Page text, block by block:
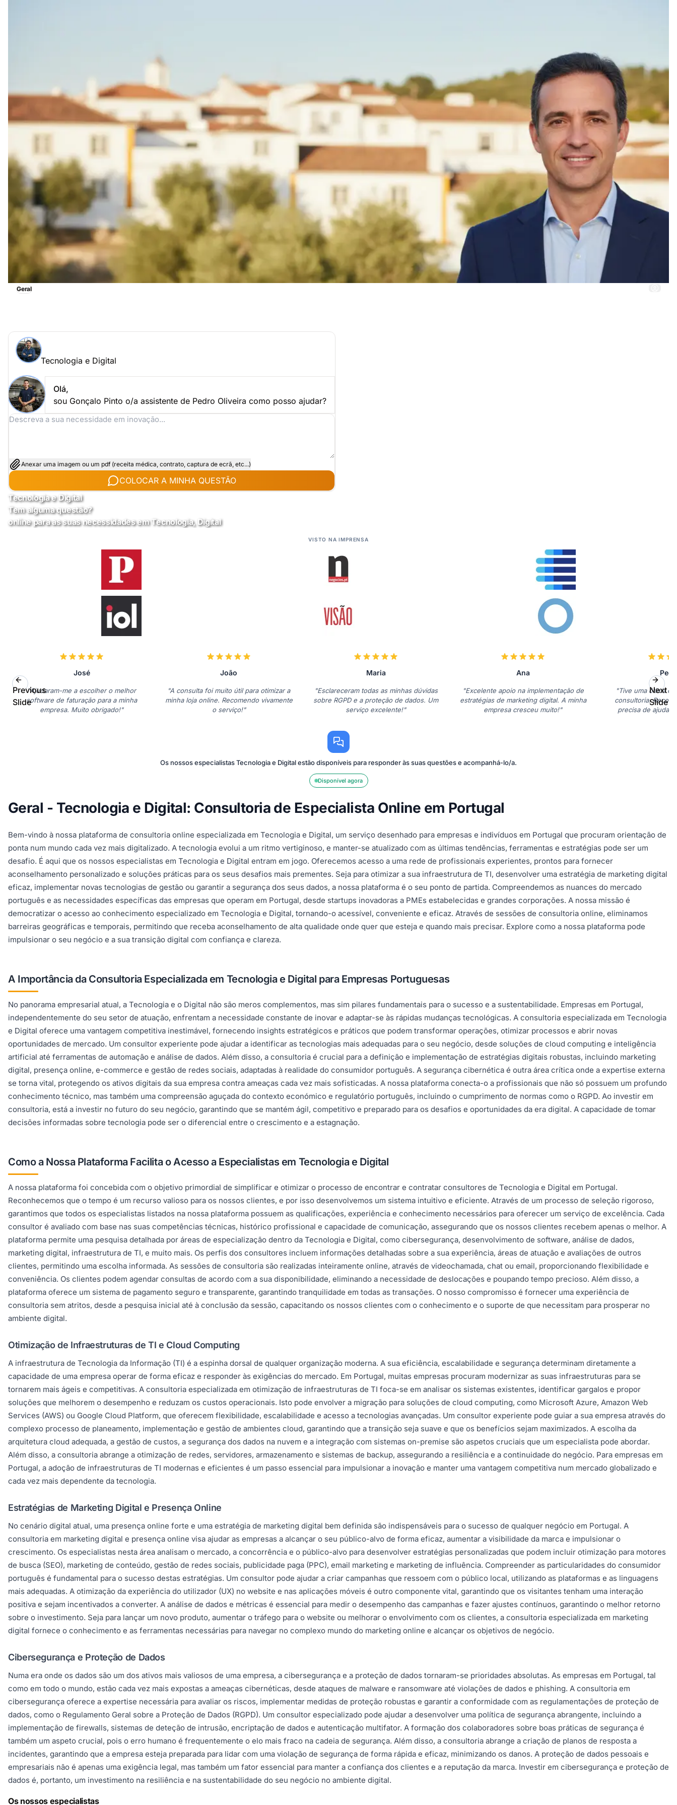
Geral
Coloque a sua questão a Pedro Oliveira
Tecnologia e Digital
Olá,
sou Gonçalo Pinto o/a assistente de Pedro Oliveira como posso ajudar?
Anexar uma imagem ou um pdf (receita médica, contrato, captura de ecrã, etc...)
COLOCAR A MINHA QUESTÃO
Tecnologia e Digital
Tem alguma questão?
online para as suas necessidades em Tecnologia, Digital
VISTO NA IMPRENSA
José
"Ajudaram-me a escolher o melhor
software de faturação para a minha
empresa. Muito obrigado!"
João
"A consulta foi muito útil para otimizar a
minha loja online. Recomendo vivamente
o serviço!"
Maria
"Esclareceram todas as minhas dúvidas
sobre RGPD e a proteção de dados. Um
serviço excelente!"
Ana
"Excelente apoio na implementação de
estratégias de marketing digital. A minha
empresa cresceu muito!"
"Tive uma ótima
consultoria.
precisa de ajuda
Previous
Slide
Next
Slide
Os nossos especialistas Tecnologia e Digital estão disponíveis para responder às suas questões e acompanhá-lo/a.
Disponível agora
Geral - Tecnologia e Digital: Consultoria de Especialista Online em Portugal
Bem-vindo à nossa plataforma de consultoria online especializada em Tecnologia e Digital, um serviço desenhado para empresas e indivíduos em Portugal que procuram orientação de
ponta num mundo cada vez mais digitalizado. A tecnologia evolui a um ritmo vertiginoso, e manter-se atualizado com as últimas tendências, ferramentas e estratégias pode ser um
desafio. É aqui que os nossos especialistas em Tecnologia e Digital entram em jogo. Oferecemos acesso a uma rede de profissionais experientes, prontos para fornecer
aconselhamento personalizado e soluções práticas para os seus desafios mais prementes. Seja para otimizar a sua infraestrutura de TI, desenvolver uma estratégia de marketing digital
eficaz, implementar novas tecnologias de gestão ou garantir a segurança dos seus dados, a nossa plataforma é o seu ponto de partida. Compreendemos as nuances do mercado
português e as necessidades específicas das empresas que operam em Portugal, desde startups inovadoras a PMEs estabelecidas e grandes corporações. A nossa missão é
democratizar o acesso ao conhecimento especializado em Tecnologia e Digital, tornando-o acessível, conveniente e eficaz. Através de sessões de consultoria online, eliminamos
barreiras geográficas e temporais, permitindo que receba aconselhamento de alta qualidade onde quer que esteja e quando mais precisar. Explore como a nossa plataforma pode
impulsionar o seu negócio e a sua transição digital com confiança e clareza.
A Importância da Consultoria Especializada em Tecnologia e Digital para Empresas Portuguesas
No panorama empresarial atual, a Tecnologia e o Digital não são meros complementos, mas sim pilares fundamentais para o sucesso e a sustentabilidade. Empresas em Portugal,
independentemente do seu setor de atuação, enfrentam a necessidade constante de inovar e adaptar-se às rápidas mudanças tecnológicas. A consultoria especializada em Tecnologia
e Digital oferece uma vantagem competitiva inestimável, fornecendo insights estratégicos e práticos que podem transformar operações, otimizar processos e abrir novas
oportunidades de mercado. Um consultor experiente pode ajudar a identificar as tecnologias mais adequadas para o seu negócio, desde soluções de cloud computing e inteligência
artificial até ferramentas de automação e análise de dados. Além disso, a consultoria é crucial para a definição e implementação de estratégias digitais robustas, incluindo marketing
digital, presença online, e-commerce e gestão de redes sociais, adaptadas à realidade do consumidor português. A segurança cibernética é outra área crítica onde a expertise externa
se torna vital, protegendo os ativos digitais da sua empresa contra ameaças cada vez mais sofisticadas. A nossa plataforma conecta-o a profissionais que não só possuem um profundo
conhecimento técnico, mas também uma compreensão aguçada do contexto económico e regulatório português, incluindo o cumprimento de normas como o RGPD. Ao investir em
consultoria, está a investir no futuro do seu negócio, garantindo que se mantém ágil, competitivo e preparado para os desafios e oportunidades da era digital. A capacidade de tomar
decisões informadas sobre tecnologia pode ser o diferencial entre o crescimento e a estagnação.
Como a Nossa Plataforma Facilita o Acesso a Especialistas em Tecnologia e Digital
A nossa plataforma foi concebida com o objetivo primordial de simplificar e otimizar o processo de encontrar e contratar consultores de Tecnologia e Digital em Portugal.
Reconhecemos que o tempo é um recurso valioso para os nossos clientes, e por isso desenvolvemos um sistema intuitivo e eficiente. Através de um processo de seleção rigoroso,
garantimos que todos os especialistas listados na nossa plataforma possuem as qualificações, experiência e conhecimento necessários para oferecer um serviço de excelência. Cada
consultor é avaliado com base nas suas competências técnicas, histórico profissional e capacidade de comunicação, assegurando que os nossos clientes recebem apenas o melhor. A
plataforma permite uma pesquisa detalhada por áreas de especialização dentro da Tecnologia e Digital, como cibersegurança, desenvolvimento de software, análise de dados,
marketing digital, infraestrutura de TI, e muito mais. Os perfis dos consultores incluem informações detalhadas sobre a sua experiência, áreas de atuação e avaliações de outros
clientes, permitindo uma escolha informada. As sessões de consultoria são realizadas inteiramente online, através de videochamada, chat ou email, proporcionando flexibilidade e
conveniência. Os clientes podem agendar consultas de acordo com a sua disponibilidade, eliminando a necessidade de deslocações e poupando tempo precioso. Além disso, a
plataforma oferece um sistema de pagamento seguro e transparente, garantindo tranquilidade em todas as transações. O nosso compromisso é fornecer uma experiência de
consultoria sem atritos, desde a pesquisa inicial até à conclusão da sessão, capacitando os nossos clientes com o conhecimento e o suporte de que necessitam para prosperar no
ambiente digital.
Otimização de Infraestruturas de TI e Cloud Computing
A infraestrutura de Tecnologia da Informação (TI) é a espinha dorsal de qualquer organização moderna. A sua eficiência, escalabilidade e segurança determinam diretamente a
capacidade de uma empresa operar de forma eficaz e responder às exigências do mercado. Em Portugal, muitas empresas procuram modernizar as suas infraestruturas para se
tornarem mais ágeis e competitivas. A consultoria especializada em otimização de infraestruturas de TI foca-se em analisar os sistemas existentes, identificar gargalos e propor
soluções que melhorem o desempenho e reduzam os custos operacionais. Isto pode envolver a migração para soluções de cloud computing, como Microsoft Azure, Amazon Web
Services (AWS) ou Google Cloud Platform, que oferecem flexibilidade, escalabilidade e acesso a tecnologias avançadas. Um consultor experiente pode guiar a sua empresa através do
complexo processo de planeamento, implementação e gestão de ambientes cloud, garantindo que a transição seja suave e que os benefícios sejam maximizados. A escolha da
arquitetura cloud adequada, a gestão de custos, a segurança dos dados na nuvem e a integração com sistemas on-premise são aspetos cruciais que um especialista pode abordar.
Além disso, a consultoria abrange a otimização de redes, servidores, armazenamento e sistemas de backup, assegurando a resiliência e a continuidade do negócio. Para empresas em
Portugal, a adoção de infraestruturas de TI modernas e eficientes é um passo essencial para impulsionar a inovação e manter uma vantagem competitiva num mercado globalizado e
cada vez mais dependente da tecnologia.
Estratégias de Marketing Digital e Presença Online
No cenário digital atual, uma presença online forte e uma estratégia de marketing digital bem definida são indispensáveis para o sucesso de qualquer negócio em Portugal. A
consultoria em marketing digital e presença online visa ajudar as empresas a alcançar o seu público-alvo de forma eficaz, aumentar a visibilidade da marca e impulsionar o
crescimento. Os especialistas nesta área analisam o mercado, a concorrência e o público-alvo para desenvolver estratégias personalizadas que podem incluir otimização para motores
de busca (SEO), marketing de conteúdo, gestão de redes sociais, publicidade paga (PPC), email marketing e marketing de influência. Compreender as particularidades do consumidor
português é fundamental para o sucesso destas estratégias. Um consultor pode ajudar a criar campanhas que ressoem com o público local, utilizando as plataformas e as linguagens
mais adequadas. A otimização da experiência do utilizador (UX) no website e nas aplicações móveis é outro componente vital, garantindo que os visitantes tenham uma interação
positiva e sejam incentivados a converter. A análise de dados e métricas é essencial para medir o desempenho das campanhas e fazer ajustes contínuos, garantindo o melhor retorno
sobre o investimento. Seja para lançar um novo produto, aumentar o tráfego para o website ou melhorar o envolvimento com os clientes, a consultoria especializada em marketing
digital fornece o conhecimento e as ferramentas necessárias para navegar no complexo mundo do marketing online e alcançar os objetivos de negócio.
Cibersegurança e Proteção de Dados
Numa era onde os dados são um dos ativos mais valiosos de uma empresa, a cibersegurança e a proteção de dados tornaram-se prioridades absolutas. As empresas em Portugal, tal
como em todo o mundo, estão cada vez mais expostas a ameaças cibernéticas, desde ataques de malware e ransomware até violações de dados e phishing. A consultoria em
cibersegurança oferece a expertise necessária para avaliar os riscos, implementar medidas de proteção robustas e garantir a conformidade com as regulamentações de proteção de
dados, como o Regulamento Geral sobre a Proteção de Dados (RGPD). Um consultor especializado pode ajudar a desenvolver uma política de segurança abrangente, incluindo a
implementação de firewalls, sistemas de deteção de intrusão, encriptação de dados e autenticação multifator. A formação dos colaboradores sobre boas práticas de segurança é
também um aspeto crucial, pois o erro humano é frequentemente o elo mais fraco na cadeia de segurança. Além disso, a consultoria abrange a criação de planos de resposta a
incidentes, garantindo que a empresa esteja preparada para lidar com uma violação de segurança de forma rápida e eficaz, minimizando os danos. A proteção de dados pessoais e
empresariais não é apenas uma exigência legal, mas também um fator essencial para manter a confiança dos clientes e a reputação da marca. Investir em cibersegurança e proteção de
dados é, portanto, um investimento na resiliência e na sustentabilidade do seu negócio no ambiente digital.
Os nossos especialistas